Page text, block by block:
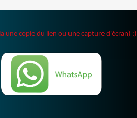
une copie du lien ou une capture d'écran) :)